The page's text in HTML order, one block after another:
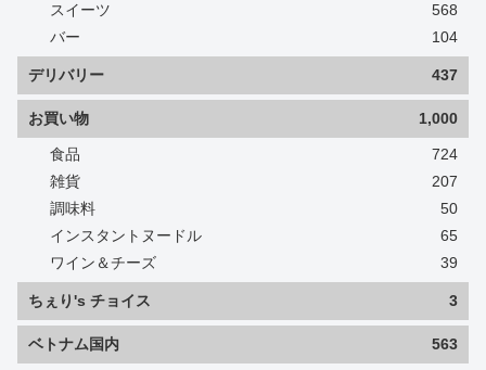
スイーツ
568
バー
104
デリバリー 437
お買い物 1,000
食品
724
雑貨
207
調味料
50
インスタントヌードル
65
ワイン＆チーズ
39
ちぇり's チョイス 3
ベトナム国内 563